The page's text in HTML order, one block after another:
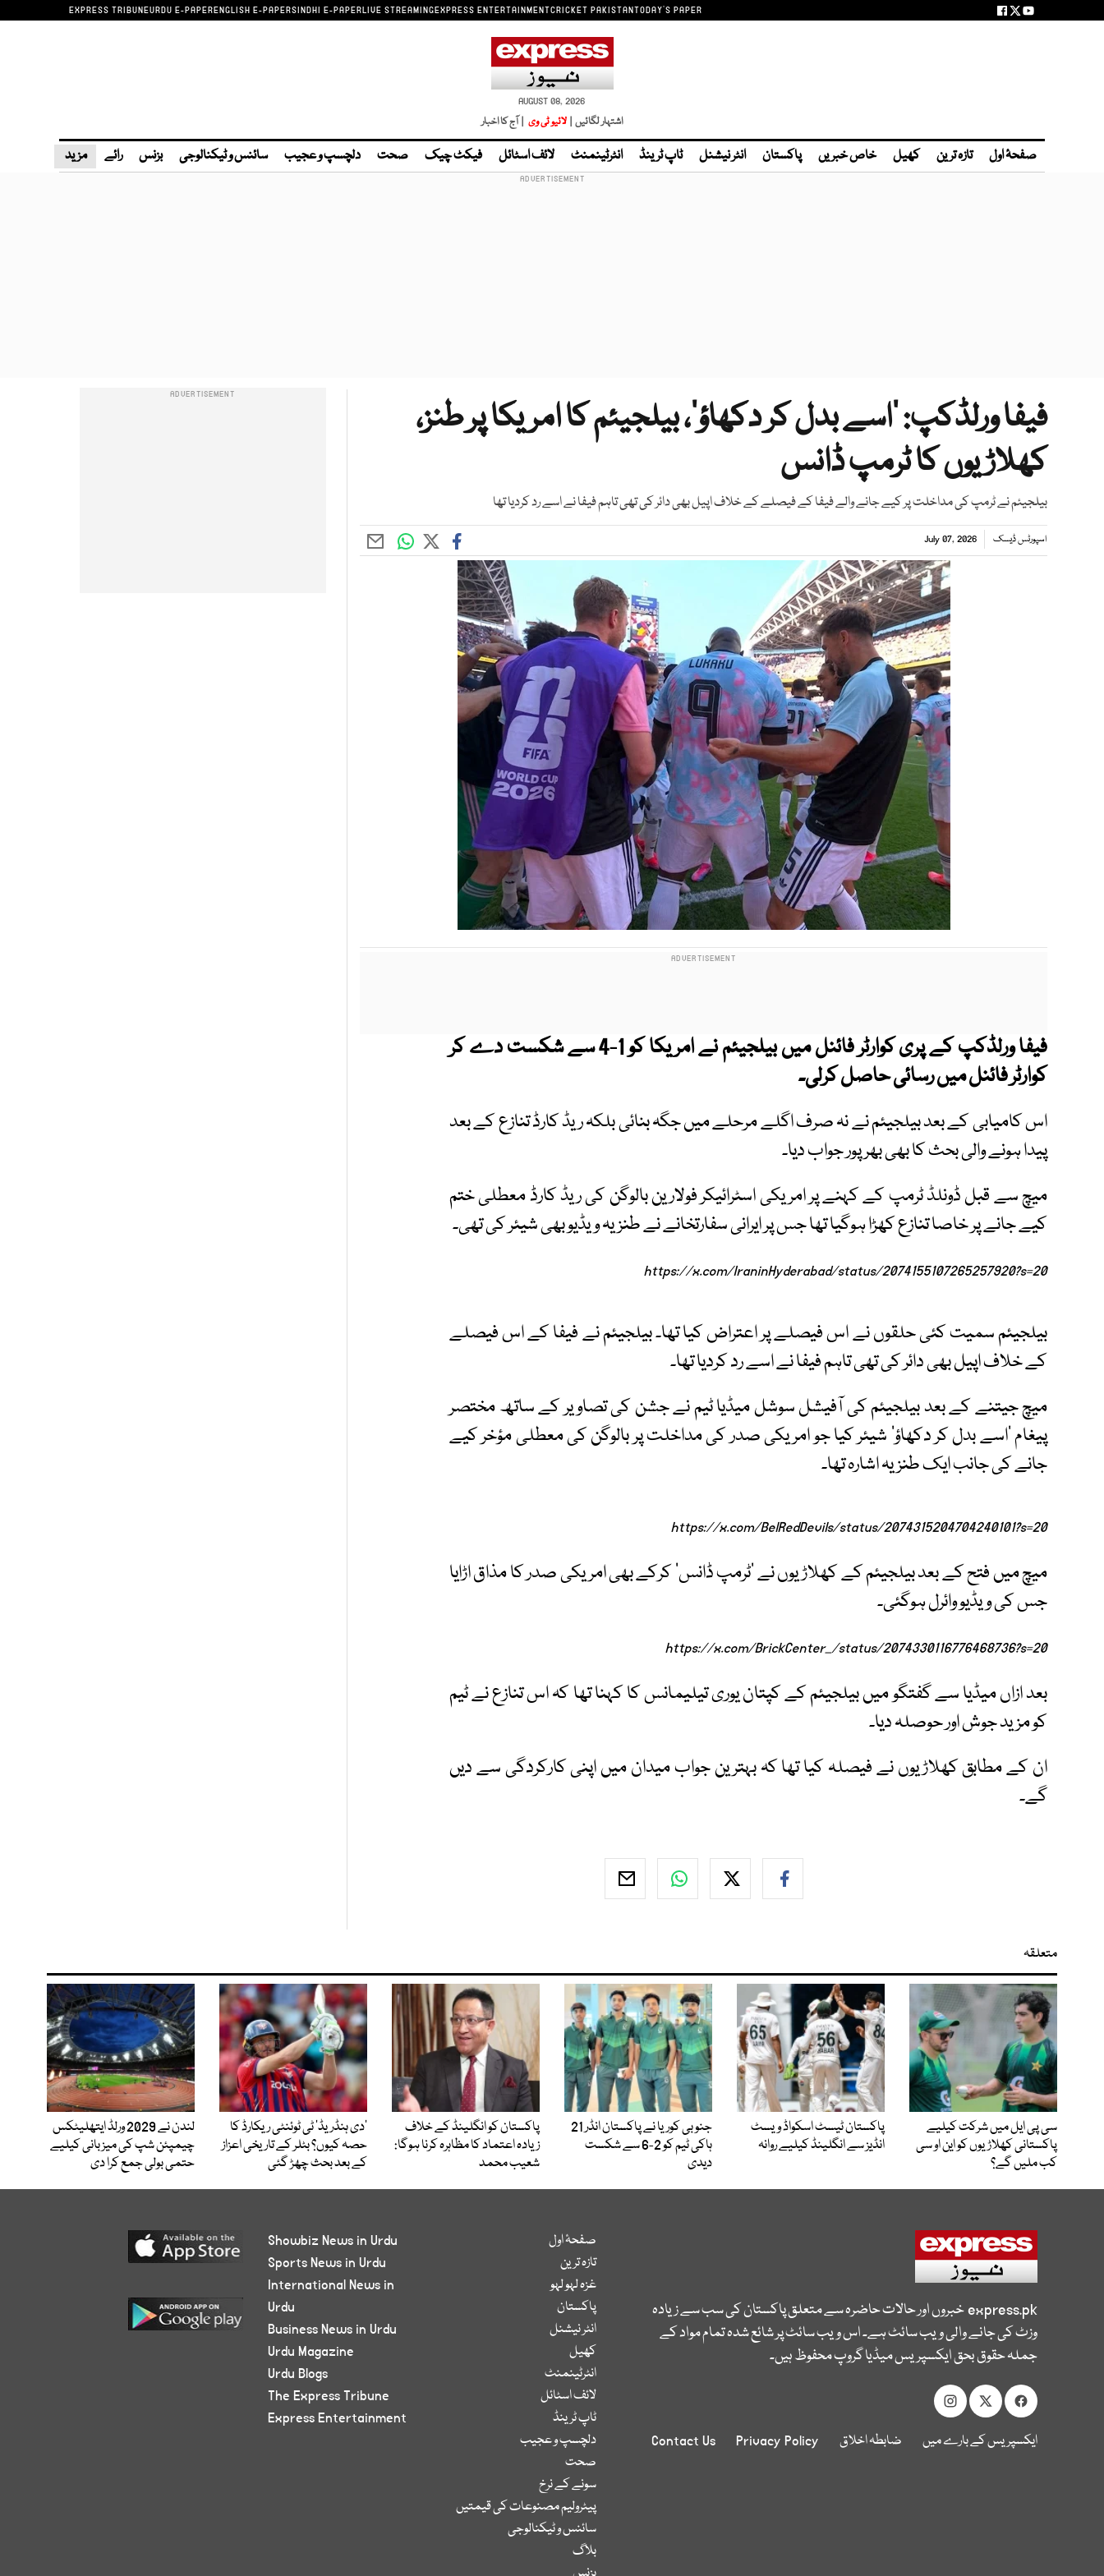
EXPRESS TRIBUNEURDU E-PAPERENGLISH E-PAPERSINDHI E-PAPERLIVE STREAMINGEXPRESS ENTERTAINMENTCRICKET PAKISTANTODAY'S PAPER
AUGUST 08, 2026
اشتہار لگائیں | لائیو ٹی وی | آج کا اخبار
صفحۂ اول تازہ ترین کھیل خاص خبریں پاکستان انٹر نیشنل ٹاپ ٹرینڈ انٹرٹینمنٹ لائف اسٹائل فیکٹ چیک صحت دلچسپ و عجیب سائنس و ٹیکنالوجی بزنس رائے مزید
فیفا ورلڈکپ: ’اسے بدل کر دکھاؤ‘، بیلجیئم کا امریکا پر طنز،
کھلاڑیوں کا ٹرمپ ڈانس
بیلجیئم نے ٹرمپ کی مداخلت پر کیے جانے والے فیفا کے فیصلے کے خلاف اپیل بھی دائر کی تھی تاہم فیفا نے اسے رد کردیا تھا
اسپورٹس ڈیسک July 07, 2026
فیفا ورلڈکپ کے پری کوارٹر فائنل میں بیلجیئم نے امریکا کو 1-4 سے شکست دے کر
کوارٹر فائنل میں رسائی حاصل کرلی۔
اس کامیابی کے بعد بیلجیئم نے نہ صرف اگلے مرحلے میں جگہ بنائی بلکہ ریڈ کارڈ تنازع کے بعد
پیدا ہونے والی بحث کا بھی بھرپور جواب دیا۔
میچ سے قبل ڈونلڈ ٹرمپ کے کہنے پر امریکی اسٹرائیکر فولارین بالوگن کی ریڈ کارڈ معطلی ختم
کیے جانے پر خاصا تنازع کھڑا ہوگیا تھا جس پر ایرانی سفارتخانے نے طنزیہ ویڈیو بھی شیئر کی تھی۔
https://x.com/IraninHyderabad/status/2074155107265257920?s=20
بیلجیئم سمیت کئی حلقوں نے اس فیصلے پر اعتراض کیا تھا۔ بیلجیئم نے فیفا کے اس فیصلے
کے خلاف اپیل بھی دائر کی تھی تاہم فیفا نے اسے رد کردیا تھا۔
میچ جیتنے کے بعد بیلجیئم کی آفیشل سوشل میڈیا ٹیم نے جشن کی تصاویر کے ساتھ مختصر
پیغام ’اسے بدل کر دکھاؤ‘ شیئر کیا جو امریکی صدر کی مداخلت پر بالوگن کی معطلی مؤخر کیے
جانے کی جانب ایک طنزیہ اشارہ تھا۔
https://x.com/BelRedDevils/status/2074315204704240101?s=20
میچ میں فتح کے بعد بیلجیئم کے کھلاڑیوں نے ’ٹرمپ ڈانس‘ کرکے بھی امریکی صدر کا مذاق اڑایا
جس کی ویڈیو وائرل ہوگئی۔
https://x.com/BrickCenter_/status/2074330116776468736?s=20
بعد ازاں میڈیا سے گفتگو میں بیلجیئم کے کپتان یوری تیلیمانس کا کہنا تھا کہ اس تنازع نے ٹیم
کو مزید جوش اور حوصلہ دیا۔
ان کے مطابق کھلاڑیوں نے فیصلہ کیا تھا کہ بہترین جواب میدان میں اپنی کارکردگی سے دیں
گے۔
متعلقہ
سی پی ایل میں شرکت کیلیے
پاکستانی کھلاڑیوں کو این او سی
کب ملیں گے؟
پاکستان ٹیسٹ اسکواڈ ویسٹ
انڈیز سے انگلینڈ کیلیے روانہ
جنوبی کوریا نے پاکستان انڈر 21
ہاکی ٹیم کو 2-6 سے شکست
دیدی
پاکستان کو انگلینڈ کے خلاف
زیادہ اعتماد کا مظاہرہ کرنا ہوگا:
شعیب محمد
’دی ہنڈریڈ‘ ٹی ٹوئنٹی ریکارڈ کا
حصہ کیوں؟ بٹلر کے تاریخی اعزاز
کے بعد بحث چھڑ گئی
لندن نے 2029 ورلڈ ایتھلیٹکس
چیمپئن شپ کی میزبانی کیلیے
حتمی بولی جمع کرا دی
express.pkخبروں اور حالات حاضرہ سے متعلق پاکستان کی سب سے زیادہ
وزٹ کی جانے والی ویب سائٹ ہے۔ اس ویب سائٹ پر شائع شدہ تمام مواد کے
جملہ حقوق بحق ایکسپریس میڈیا گروپ محفوظ ہیں۔
ایکسپریس کے بارے میں ضابطہ اخلاق Privacy Policy
Contact Us
صفحۂ اول
تازہ ترین
غزہ لہو لہو
پاکستان
انٹر نیشنل
کھیل
انٹرٹینمنٹ
لائف اسٹائل
ٹاپ ٹرینڈ
دلچسپ و عجیب
صحت
سونے کے نرخ
پیٹرولیم مصنوعات کی قیمتیں
سائنس و ٹیکنالوجی
بلاگ
Showbiz News in Urdu
Sports News in Urdu
International News in
Urdu
Business News in Urdu
Urdu Magazine
Urdu Blogs
The Express Tribune
Express Entertainment